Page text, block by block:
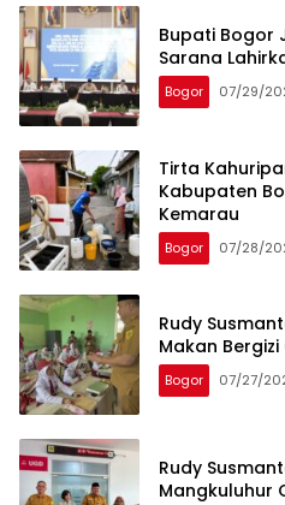
Bupati Bogor
Sarana
Bogor 07/29/
Tirta
Kabupaten
Kemarau
Bogor 07/28/
Rudy
Makan
Bogor 07/27/
Rudy
Mangkuluhur